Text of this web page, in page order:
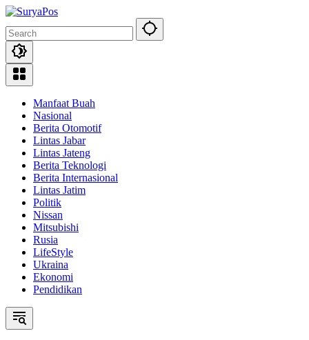
Skip
content
Manfaat Buah
Nasional
Berita Otomotif
Lintas Jabar
Lintas Jateng
Berita Teknologi
Berita Internasional
Lintas Jatim
Politik
Nissan
Mitsubishi
Rusia
LifeStyle
Ukraina
Ekonomi
Pendidikan